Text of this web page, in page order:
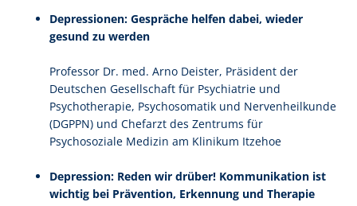
Depressionen: Gespräche helfen dabei, wieder
gesund zu werden
Professor Dr. med. Arno Deister, Präsident der
Deutschen Gesellschaft für Psychiatrie und
Psychotherapie, Psychosomatik und Nervenheilkunde
(DGPPN) und Chefarzt des Zentrums für
Psychosoziale Medizin am Klinikum Itzehoe
Depression: Reden wir drüber! Kommunikation ist
wichtig bei Prävention, Erkennung und Therapie